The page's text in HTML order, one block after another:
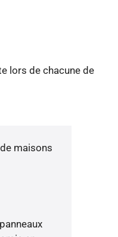
lors de chacune de